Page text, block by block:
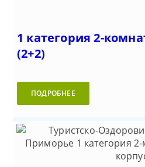
1 категория 2-
(2+2)
ПОДРОБНЕЕ